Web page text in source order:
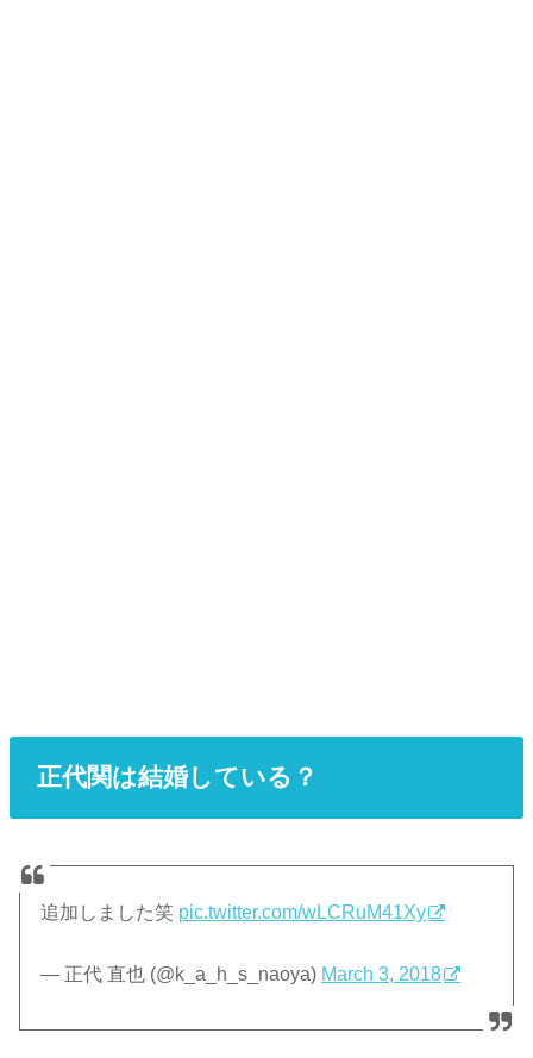
正代関は結婚している？
追加しました笑 pic.twitter.com/wLCRuM41Xy
— 正代 直也 (@k_a_h_s_naoya) March 3, 2018